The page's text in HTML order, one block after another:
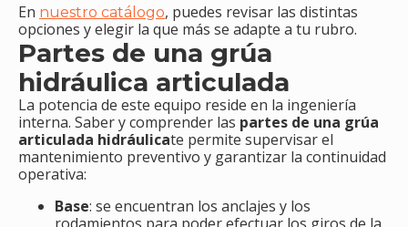
En nuestro catálogo, puedes revisar las distintas
opciones y elegir la que más se adapte a tu rubro.
Partes de una grúa
hidráulica articulada
La potencia de este equipo reside en la ingeniería
interna. Saber y comprender las partes de una grúa
articulada hidráulicate permite supervisar el
mantenimiento preventivo y garantizar la continuidad
operativa:
Base: se encuentran los anclajes y los